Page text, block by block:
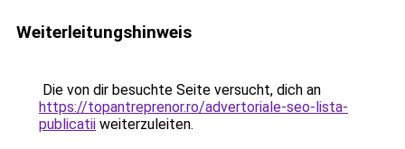
Weiterleitungshinweis
Die von dir besuchte Seite versucht, dich an
https://topantreprenor.ro/advertoriale-seo-lista-
publicatii weiterzuleiten.